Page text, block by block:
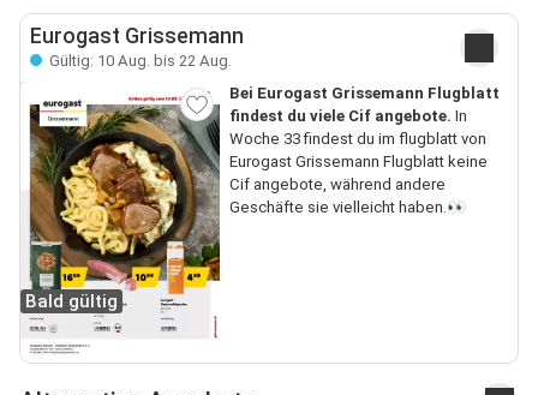
Eurogast Grissemann
Gültig: 10 Aug. bis 22 Aug.
Bald gültig
Bei Eurogast Grissemann Flugblatt
findest du viele Cif angebote. In
Woche 33 findest du im flugblatt von
Eurogast Grissemann Flugblatt keine
Cif angebote, während andere
Geschäfte sie vielleicht haben.👀